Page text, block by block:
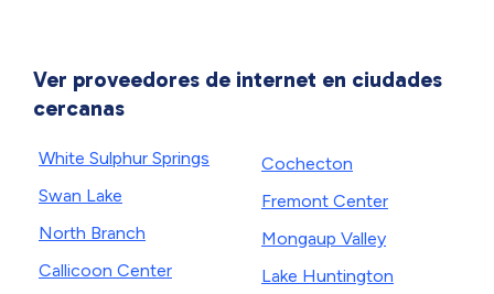
Ver proveedores de internet en ciudades
cercanas
White Sulphur Springs
Swan Lake
North Branch
Callicoon Center
Cochecton
Fremont Center
Mongaup Valley
Lake Huntington